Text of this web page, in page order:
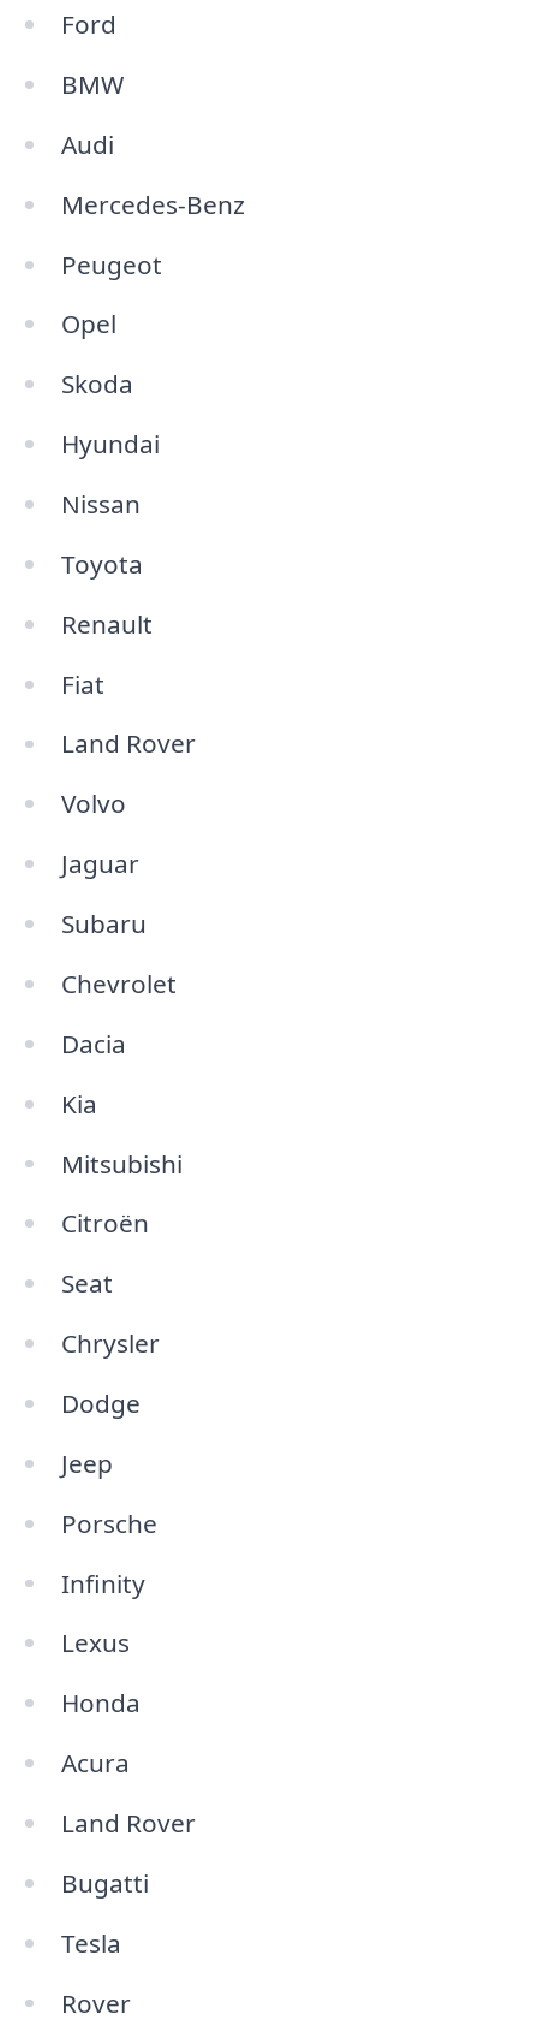
Ford
BMW
Audi
Mercedes-Benz
Peugeot
Opel
Skoda
Hyundai
Nissan
Toyota
Renault
Fiat
Land Rover
Volvo
Jaguar
Subaru
Chevrolet
Dacia
Kia
Mitsubishi
Citroën
Seat
Chrysler
Dodge
Jeep
Porsche
Infinity
Lexus
Honda
Acura
Land Rover
Bugatti
Tesla
Rover